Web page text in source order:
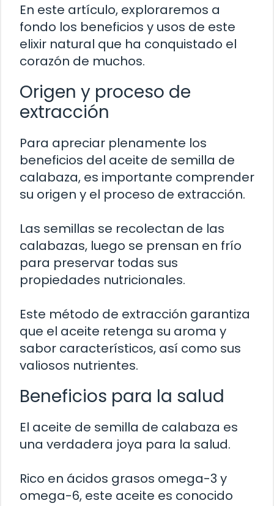
En este artículo, exploraremos a
fondo los beneficios y usos de este
elixir natural que ha conquistado el
corazón de muchos.
Origen y proceso de
extracción
Para apreciar plenamente los
beneficios del aceite de semilla de
calabaza, es importante comprender
su origen y el proceso de extracción.
Las semillas se recolectan de las
calabazas, luego se prensan en frío
para preservar todas sus
propiedades nutricionales.
Este método de extracción garantiza
que el aceite retenga su aroma y
sabor característicos, así como sus
valiosos nutrientes.
Beneficios para la salud
El aceite de semilla de calabaza es
una verdadera joya para la salud.
Rico en ácidos grasos omega-3 y
omega-6, este aceite es conocido